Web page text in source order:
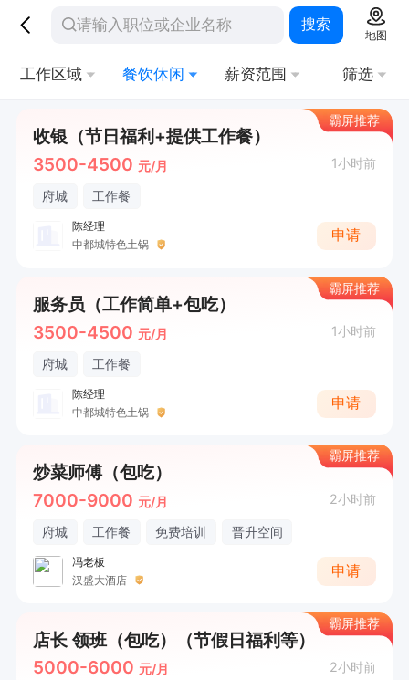
搜索
地图
工作区域 餐饮休闲 薪资范围 筛选
霸屏推荐
收银（节日福利+提供工作餐）
3500-4500 元/月 1小时前
府城 工作餐
陈经理
中都城特色土锅
申请
霸屏推荐
服务员（工作简单+包吃）
3500-4500 元/月 1小时前
府城 工作餐
陈经理
中都城特色土锅
申请
霸屏推荐
炒菜师傅（包吃）
7000-9000 元/月 2小时前
府城 工作餐 免费培训 晋升空间
冯老板
汉盛大酒店
申请
霸屏推荐
店长 领班（包吃）（节假日福利等）
5000-6000 元/月 2小时前